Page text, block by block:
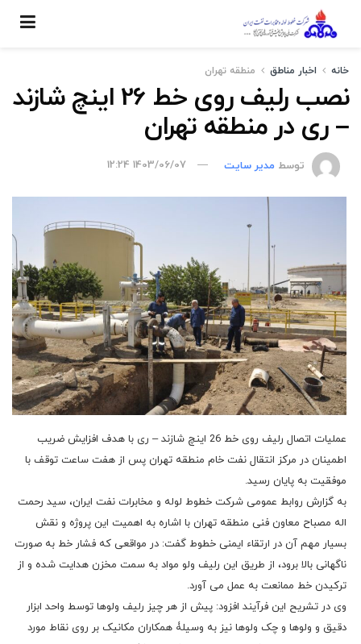
خانه اخبار مناطق منطقه تهران
نصب رلیف روی خط 26 اینچ شازند
– ری در منطقه تهران
توسط مدیر سایت 1403/06/07 12:24
عملیات اتصال رلیف روی خط 26 اینچ شازند – ری با هدف افزایش ضریب
اطمینان در مرکز انتقال نفت خام منطقه تهران پس از هفت ساعت توقف با
موفقیت به پایان رسید.
به گزارش روابط عمومی شرکت خطوط لوله و مخابرات نفت ایران، سید رحمت
اله مصباح معاون فنی منطقه تهران با اشاره به اهمیت این پروژه و نقش
بسیار مهم آن در ارتقاء ایمنی خطوط گفت: در مواقعی که فشار خط به صورت
ناگهانی بالا برود، از طریق این رلیف ولو مواد به سمت مخزن هدایت شده و از
ترکیدن خط ممانعت به عمل می آورد.
وی در تشریح این فرآیند افزود: پیش از هر چیز رلیف ولوها توسط واحد ابزار
دقیق و ولوها و چک ولوها نیز به وسیلۀ همکاران مکانیک بر روی نقاط مورد